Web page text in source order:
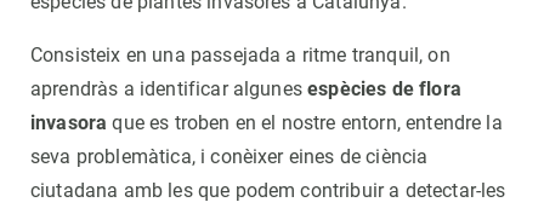
Consisteix en una passejada a ritme tranquil, on
aprendràs a identificar algunesespècies de flora
invasora que es troben en el nostre entorn, entendre la
seva problemàtica, i conèixer eines de ciència
ciutadana amb les que podem contribuir a detectar-les